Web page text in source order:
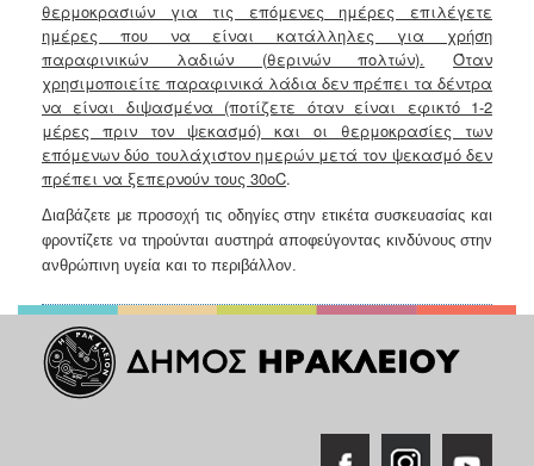
θερμοκρασιών για τις επόμενες ημέρες επιλέγετε
ημέρες που να είναι κατάλληλες για χρήση
παραφινικών λαδιών (θερινών πολτών).
Όταν
χρησιμοποιείτε παραφινικά λάδια δεν πρέπει τα δέντρα
να είναι διψασμένα (ποτίζετε όταν είναι εφικτό 1-2
μέρες πριν τον ψεκασμό) και οι θερμοκρασίες των
επόμενων δύο τουλάχιστον ημερών μετά τον ψεκασμό δεν
πρέπει να ξεπερνούν τους 30οC.
Διαβάζετε με προσοχή τις οδηγίες στην ετικέτα συσκευασίας και
φροντίζετε να τηρούνται αυστηρά αποφεύγοντας κινδύνους στην
ανθρώπινη υγεία και το περιβάλλον.